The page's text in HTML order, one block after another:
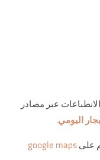
عبر مصادر
اليومي.
علىgoogle maps